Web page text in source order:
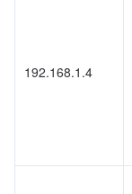
192.168.1.4